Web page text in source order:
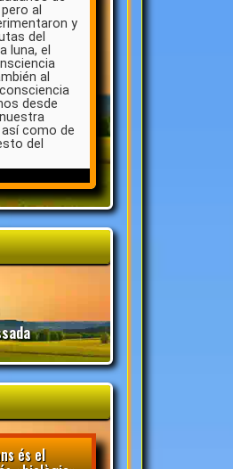
és el